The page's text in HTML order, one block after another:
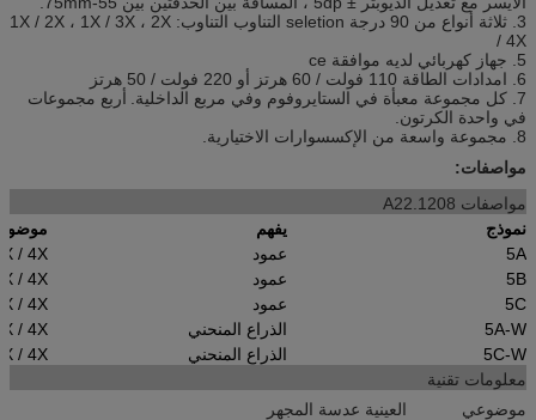
3. ثلاثة أنواع من 90 درجة seletion التناوب التناوب: 1X / 2X ، 1X / 3X ، 2X
/ 4X
5. جهاز كهربائي لديه موافقة ce
6. امدادات الطاقة 110 فولت / 60 هرتز أو 220 فولت / 50 هرتز
7. كل مجموعة معبأة في الستايروفوم وفي مربع الداخلية.
أربع مجموعات
في واحدة الكرتون.
8. مجموعة واسعة من الإكسسوارات الاختيارية.
مواصفات:
مواصفات A22.1208
نموذج
يفهم
5A
عمود
/ 4X
5B
عمود
/ 4X
5C
عمود
/ 4X
5A-W
الذراع المنحني
/ 4X
5C-W
الذراع المنحني
/ 4X
معلومات تقنية
موضوعي
العينية عدسة المجهر